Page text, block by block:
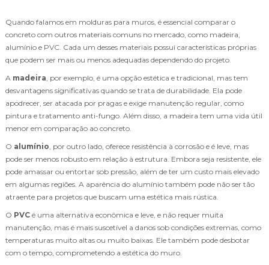
Quando falamos em molduras para muros, é essencial comparar o
concreto com outros materiais comuns no mercado, como madeira,
alumínio e PVC. Cada um desses materiais possui características próprias
que podem ser mais ou menos adequadas dependendo do projeto.
A madeira , por exemplo, é uma opção estética e tradicional, mas tem
desvantagens significativas quando se trata de durabilidade. Ela pode
apodrecer, ser atacada por pragas e exige manutenção regular, como
pintura e tratamento anti-fungo. Além disso, a madeira tem uma vida útil
menor em comparação ao concreto.
O alumínio , por outro lado, oferece resistência à corrosão e é leve, mas
pode ser menos robusto em relação à estrutura. Embora seja resistente, ele
pode amassar ou entortar sob pressão, além de ter um custo mais elevado
em algumas regiões. A aparência do alumínio também pode não ser tão
atraente para projetos que buscam uma estética mais rústica.
O PVC é uma alternativa econômica e leve, e não requer muita
manutenção, mas é mais suscetível a danos sob condições extremas, como
temperaturas muito altas ou muito baixas. Ele também pode desbotar
com o tempo, comprometendo a estética do muro.